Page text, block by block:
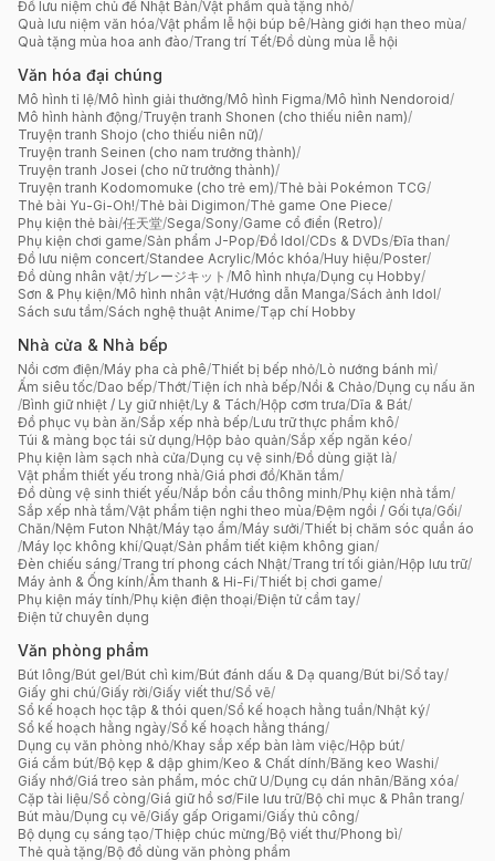
Đồ lưu niệm chủ đề Nhật Bản/Vật phẩm quà tặng nhỏ/
Quà lưu niệm văn hóa/Vật phẩm lễ hội búp bê/Hàng giới hạn theo mùa/
Quà tặng mùa hoa anh đào/Trang trí Tết/Đồ dùng mùa lễ hội
Văn hóa đại chúng
Mô hình tỉ lệ/Mô hình giải thưởng/Mô hình Figma/Mô hình Nendoroid/
Mô hình hành động/Truyện tranh Shonen (cho thiếu niên nam)/
Truyện tranh Shojo (cho thiếu niên nữ)/
Truyện tranh Seinen (cho nam trưởng thành)/
Truyện tranh Josei (cho nữ trưởng thành)/
Truyện tranh Kodomomuke (cho trẻ em)/Thẻ bài Pokémon TCG/
Thẻ bài Yu-Gi-Oh!/Thẻ bài Digimon/Thẻ game One Piece/
Phụ kiện thẻ bài/任天堂/Sega/Sony/Game cổ điển (Retro)/
Phụ kiện chơi game/Sản phẩm J-Pop/Đồ Idol/CDs & DVDs/Đĩa than/
Đồ lưu niệm concert/Standee Acrylic/Móc khóa/Huy hiệu/Poster/
Đồ dùng nhân vật/ガレージキット /Mô hình nhựa/Dụng cụ Hobby/
Sơn & Phụ kiện/Mô hình nhân vật/Hướng dẫn Manga/Sách ảnh Idol/
Sách sưu tầm/Sách nghệ thuật Anime/Tạp chí Hobby
Nhà cửa & Nhà bếp
Nồi cơm điện/Máy pha cà phê/Thiết bị bếp nhỏ/Lò nướng bánh mì/
Ấm siêu tốc/Dao bếp/Thớt/Tiện ích nhà bếp/Nồi & Chảo/Dụng cụ nấu ăn
/Bình giữ nhiệt / Ly giữ nhiệt/Ly & Tách/Hộp cơm trưa/Dĩa & Bát/
Đồ phục vụ bàn ăn/Sắp xếp nhà bếp/Lưu trữ thực phẩm khô/
Túi & màng bọc tái sử dụng/Hộp bảo quản/Sắp xếp ngăn kéo/
Phụ kiện làm sạch nhà cửa/Dụng cụ vệ sinh/Đồ dùng giặt là/
Vật phẩm thiết yếu trong nhà/Giá phơi đồ/Khăn tắm/
Đồ dùng vệ sinh thiết yếu/Nắp bồn cầu thông minh/Phụ kiện nhà tắm/
Sắp xếp nhà tắm/Vật phẩm tiện nghi theo mùa/Đệm ngồi / Gối tựa/Gối/
Chăn/Nệm Futon Nhật/Máy tạo ẩm/Máy sưởi/Thiết bị chăm sóc quần áo
/Máy lọc không khí/Quạt/Sản phẩm tiết kiệm không gian/
Đèn chiếu sáng/Trang trí phong cách Nhật/Trang trí tối giản/Hộp lưu trữ/
Máy ảnh & Ống kính/Âm thanh & Hi-Fi/Thiết bị chơi game/
Phụ kiện máy tính/Phụ kiện điện thoại/Điện tử cầm tay/
Điện tử chuyên dụng
Văn phòng phẩm
Bút lông/Bút gel/Bút chì kim/Bút đánh dấu & Dạ quang/Bút bi/Sổ tay/
Giấy ghi chú/Giấy rời/Giấy viết thư/Sổ vẽ/
Sổ kế hoạch học tập & thói quen/Sổ kế hoạch hằng tuần/Nhật ký/
Sổ kế hoạch hằng ngày/Sổ kế hoạch hằng tháng/
Dụng cụ văn phòng nhỏ/Khay sắp xếp bàn làm việc/Hộp bút/
Giá cắm bút/Bộ kẹp & dập ghim/Keo & Chất dính/Băng keo Washi/
Giấy nhớ/Giá treo sản phẩm, móc chữ U/Dụng cụ dán nhãn/Băng xóa/
Cặp tài liệu/Sổ còng/Giá giữ hồ sơ/File lưu trữ/Bộ chỉ mục & Phân trang/
Bút màu/Dụng cụ vẽ/Giấy gấp Origami/Giấy thủ công/
Bộ dụng cụ sáng tạo/Thiệp chúc mừng/Bộ viết thư/Phong bì/
Thẻ quà tặng/Bộ đồ dùng văn phòng phẩm